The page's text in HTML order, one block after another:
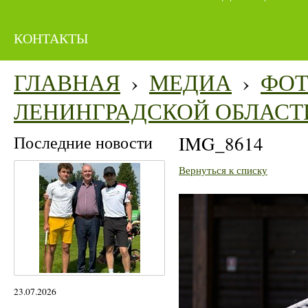
КОНТАКТЫ
ГЛАВНАЯ › МЕДИА ›
ЛЕНИНГРАДСКОЙ
Последние новости
23.07.2026
IMG_8614
Вернуться к списку